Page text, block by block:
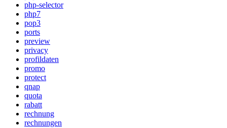
php-selector
php7
pop3
ports
preview
privacy
profildaten
promo
protect
qnap
quota
rabatt
rechnung
rechnungen